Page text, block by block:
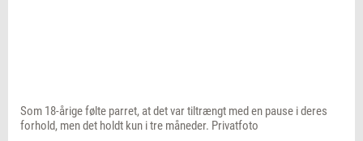
Som 18-årige følte parret, at det var tiltrængt med en pause i deres
forhold, men det holdt kun i tre måneder. Privatfoto